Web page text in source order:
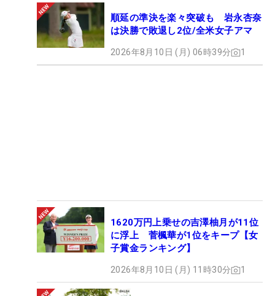
順延の準決を楽々突破も 岩永杏奈
は決勝で敗退し2位/全米女子アマ
2026年8月10日 (月) 06時39分 1
1620万円上乗せの吉澤柚月が11位
に浮上 菅楓華が1位をキープ【女
子賞金ランキング】
2026年8月10日 (月) 11時30分 1